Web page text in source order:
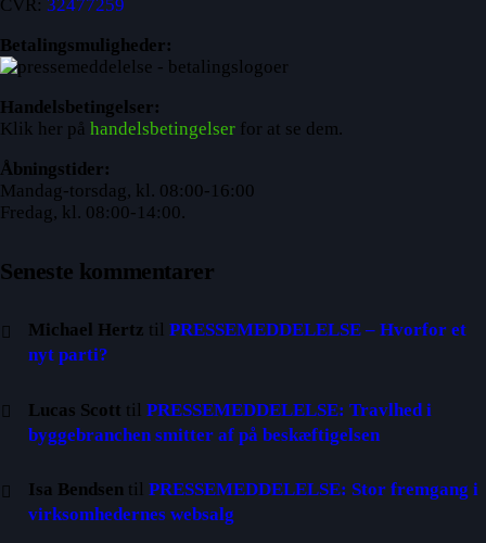
CVR: 32477259
Betalingsmuligheder:
Handelsbetingelser:
Klik her på handelsbetingelser for at se dem.
Åbningstider:
Mandag-torsdag, kl. 08:00-16:00
Fredag, kl. 08:00-14:00.
Seneste kommentarer
Michael Hertz tilPRESSEMEDDELELSE – Hvorfor et
nyt parti?
Lucas Scott tilPRESSEMEDDELELSE: Travlhed i
byggebranchen smitter af på beskæftigelsen
Isa Bendsen tilPRESSEMEDDELELSE: Stor fremgang i
virksomhedernes websalg